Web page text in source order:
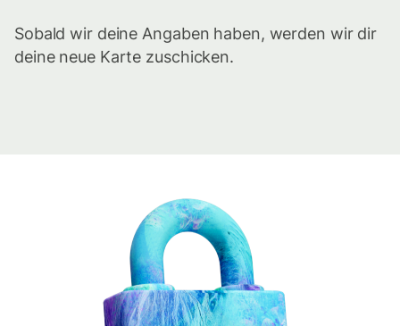
Sobald wir deine Angaben haben, werden wir dir
deine neue Karte zuschicken.